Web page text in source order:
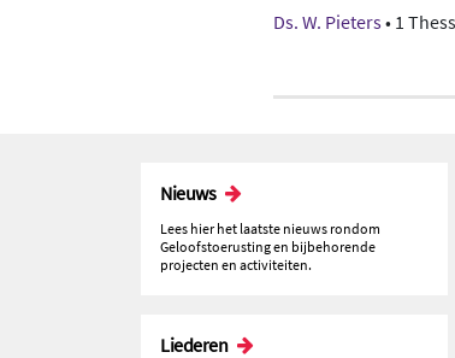
Ds. W. Pieters• 1
Nieuws
Lees hier het laatste nieuws rondom
Geloofstoerusting en bijbehorende
projecten en activiteiten.
Liederen